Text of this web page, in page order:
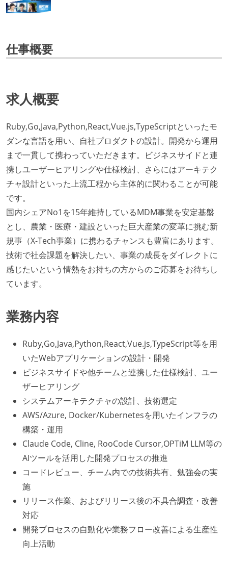
仕事概要
求人概要
Ruby,Go,Java,Python,React,Vue.js,TypeScriptといったモ
ダンな言語を用い、自社プロダクトの設計。開発から運用
まで一貫して携わっていただきます。ビジネスサイドと連
携しユーザーヒアリングや仕様検討、さらにはアーキテク
チャ設計といった上流工程から主体的に関わることが可能
です。
国内シェアNo1を15年維持しているMDM事業を安定基盤
とし、農業・医療・建設といった巨大産業の変革に挑む新
規事（X-Tech事業）に携わるチャンスも豊富にあります。
技術で社会課題を解決したい、事業の成長をダイレクトに
感じたいという情熱をお持ちの方からのご応募をお待ちし
ています。
業務内容
Ruby,Go,Java,Python,React,Vue.js,TypeScript等を用
いたWebアプリケーションの設計・開発
ビジネスサイドや他チームと連携した仕様検討、ユー
ザーヒアリング
システムアーキテクチャの設計、技術選定
AWS/Azure, Docker/Kubernetesを用いたインフラの
構築・運用
Claude Code, Cline, RooCode Cursor,OPTiM LLM等の
AIツールを活用した開発プロセスの推進
コードレビュー、チーム内での技術共有、勉強会の実
施
リリース作業、およびリリース後の不具合調査・改善
対応
開発プロセスの自動化や業務フロー改善による生産性
向上活動